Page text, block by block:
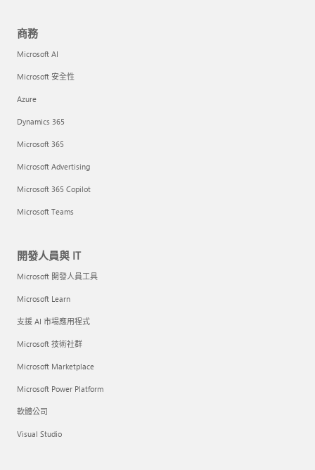
商務
Microsoft AI
Microsoft 安全性
Azure
Dynamics 365
Microsoft 365
Microsoft Advertising
Microsoft 365 Copilot
Microsoft Teams
開發人員與 IT
Microsoft 開發人員工具
Microsoft Learn
支援 AI 市場應用程式
Microsoft 技術社群
Microsoft Marketplace
Microsoft Power Platform
軟體公司
Visual Studio